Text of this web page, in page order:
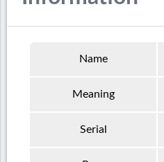
Name
Meaning
Serial